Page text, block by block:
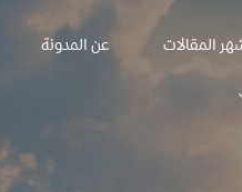
المقالات
عن المدونة